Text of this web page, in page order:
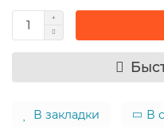
В закладки В